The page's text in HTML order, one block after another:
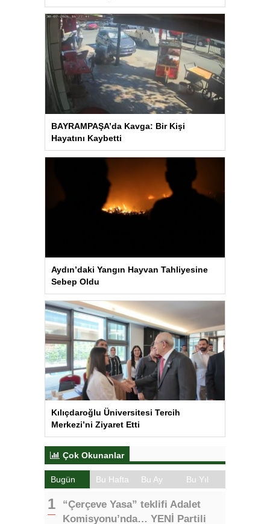
BAYRAMPAŞA’da Kavga: Bir Kişi
Hayatını Kaybetti
Aydın’daki Yangın Hayvan Tahliyesine
Sebep Oldu
Kılıçdaroğlu Üniversitesi Tercih
Merkezi’ni Ziyaret Etti
Çok Okunanlar
Bugün Bu Hafta Bu Ay Bu Yıl
“Çerçeve Yasa” teklifi Adalet
Komisyonu’nda… YENİ Partili